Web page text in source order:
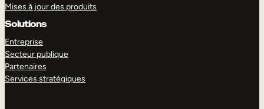
Mises à jour des produits
Solutions
Entreprise
Secteur publique
Partenaires
Services stratégiques